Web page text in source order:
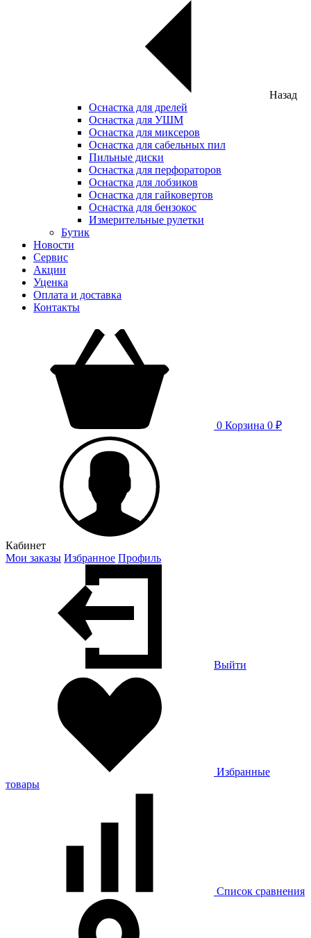
Назад
Оснастка для дрелей
Оснастка для УШМ
Оснастка для миксеров
Оснастка для сабельных пил
Пильные диски
Оснастка для перфораторов
Оснастка для лобзиков
Оснастка для гайковертов
Оснастка для бензокос
Измерительные рулетки
Бутик
Новости
Сервис
Акции
Уценка
Оплата и доставка
Контакты
0 Корзина 0 ₽
Кабинет
Мои заказы Избранное Профиль
Выйти
Избранные
товары
Список сравнения